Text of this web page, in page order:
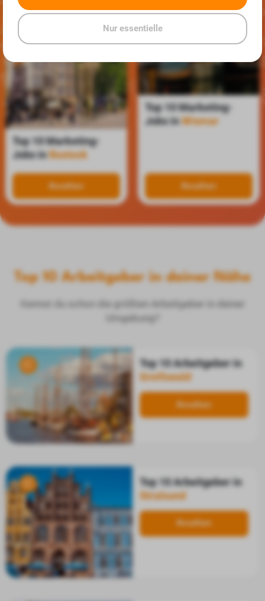
Top 10 Marketing-
Jobs inRostock
Ansehen
Top 10 Marketing-
Jobs inWismar
Ansehen
Top 10 Arbeitgeber in deiner Nähe
Top 10 Arbeitgeber in
Greifswald
Ansehen
Top 10 Arbeitgeber in
Stralsund
Ansehen
Nur essentielle